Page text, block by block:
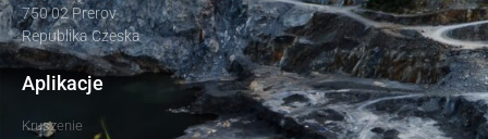
750 02 Prerov
Republika Czeska
Aplikacje
Kruszenie